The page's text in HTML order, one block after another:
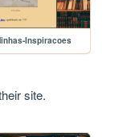
Inspiracoes
site.